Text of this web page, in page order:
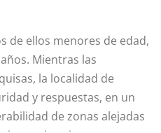
de ellos menores de edad,
Mientras las
la localidad de
y respuestas, en un
de zonas alejadas